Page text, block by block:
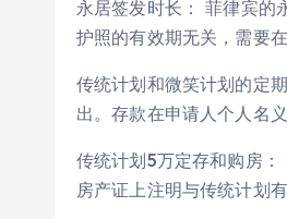
永居签发时长： 菲律宾的
护照的有效期无关，需要
传统计划和微笑计划的定
出。存款在申请人个人名
传统计划5万定存和购房：
房产证上注明与传统计划